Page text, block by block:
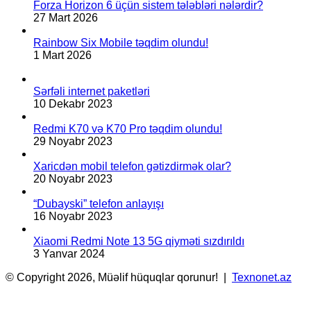
Forza Horizon 6 üçün sistem tələbləri nələrdir?
27 Mart 2026
Rainbow Six Mobile təqdim olundu!
1 Mart 2026
Sərfəli internet paketləri
10 Dekabr 2023
Redmi K70 və K70 Pro təqdim olundu!
29 Noyabr 2023
Xaricdən mobil telefon gətizdirmək olar?
20 Noyabr 2023
“Dubayski” telefon anlayışı
16 Noyabr 2023
Xiaomi Redmi Note 13 5G qiyməti sızdırıldı
3 Yanvar 2024
© Copyright 2026, Müəlif hüquqlar qorunur! | Texnonet.az